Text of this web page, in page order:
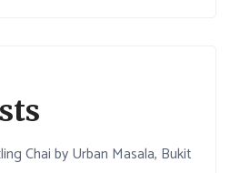
Chai by Urban Masala, Bukit